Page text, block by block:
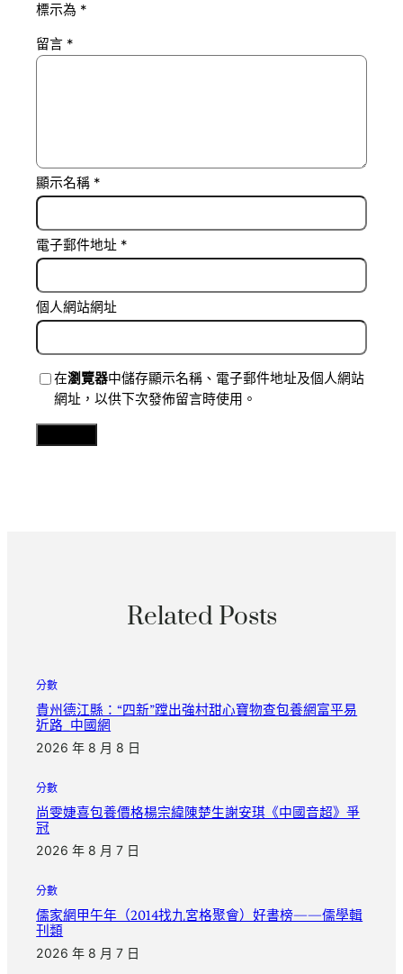
標示為 *
留言 *
顯示名稱 *
電子郵件地址 *
個人網站網址
在瀏覽器中儲存顯示名稱、電子郵件地址及個人網站
網址，以供下次發佈留言時使用。
Related Posts
分數
貴州德江縣：“四新”蹚出強村甜心寶物查包養網富平易
近路_中國網
2026 年 8 月 8 日
分數
尚雯婕喜包養價格楊宗緯陳楚生謝安琪《中國音超》爭
冠
2026 年 8 月 7 日
分數
儒家網甲午年（2014找九宮格聚會）好書榜——儒學輯
刊類
2026 年 8 月 7 日